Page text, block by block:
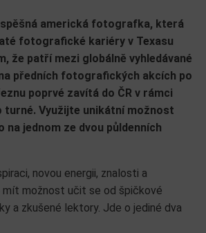
americká fotografka, která
fotografické kariéry v Texasu
že patří mezi globálně vyhledávané
předních fotografických akcích po
poprvé zavítá do ČR v rámci
turné. Využijte unikátní možnost
na jednom ze dvou půldenních
novou energii, znalosti a
mít možnost učit se od špičkové
a zkušené lektory. Jde o jediné dva